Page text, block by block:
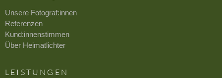
Unsere Fotograf:innen
Referenzen
Kund:innenstimmen
Über Heimatlichter
LEISTUNGEN